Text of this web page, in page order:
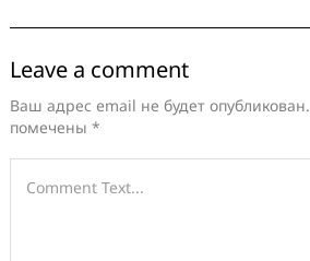
Leave a comment
Ваш адрес email не будет опубликован.
помечены *